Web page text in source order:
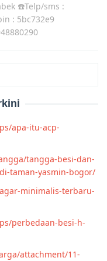
☎️Telp/sms :
: 5bc732e9
apa-itu-acp-
tangga-besi-dan-
taman-yasmin-bogor/
minimalis-terbaru-
perbedaan-besi-h-
attachment/11-